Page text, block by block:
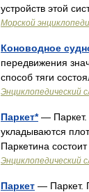
устройств этой
Морской
Коноводное
передвижения
способ тяги
Энциклопедический
Паркет*— Паркет.
укладываются
Паркетина
Энциклопедический
Паркет — Паркет.